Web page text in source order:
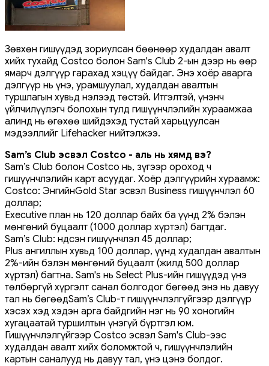
Зөвхөн гишүүдэд зориулсан бөөнөөр худалдан авалт
хийх тухайд Costco болон Sam's Club 2-ын дээр нь өөр
ямарч дэлгүүр гарахад хэцүү байдаг. Энэ хоёр аварга
дэлгүүр нь үнэ, урамшуулал, худалдан авалтын
туршлагын хувьд нэлээд төстэй. Итгэлтэй, үнэнч
үйлчилүүлэгч болохын тулд гишүүнчлэлийн хураамжаа
алинд нь өгөхөө шийдэхэд тустай харьцуулсан
мэдээллийг Lifehacker нийтэлжээ.
Sam’s Club эсвэл Costco - аль нь хямд вэ?
Sam’s Club болон Costco нь, зүгээр ороход ч
гишүүнчлэлийн карт асуудаг. Хоёр дэлгүүрийн хураамж:
Costco: ЭнгийнGold Star эсвэл Business гишүүнчлэл 60
доллар;
Executive план нь 120 доллар байх ба үүнд 2% бэлэн
мөнгөний буцаалт (1000 доллар хүртэл) багтдаг.
Sam’s Club: Үндсэн гишүүнчлэл 45 доллар;
Plus ангиллын хувьд 100 доллар, үүнд худалдан авалтын
2%-ийн бэлэн мөнгөний буцаалт (жилд 500 доллар
хүртэл) багтна. Sam's нь Select Plus-ийн гишүүдэд үнэ
төлбөргүй хүргэлт санал болгодог бөгөөд энэ нь давуу
тал нь бөгөөдSam’s Club-т гишүүнчлэлгүйгээр дэлгүүр
хэсэх хэд хэдэн арга байдгийн нэг нь 90 хоногийн
хугацаатай туршилтын үнэгүй бүртгэл юм.
Гишүүнчлэлгүйгээр Costco эсвэл Sam's Club-ээс
худалдан авалт хийх боломжтой ч, гишүүнчлэлийн
картын саналууд нь давуу тал, үнэ цэнэ болдог.